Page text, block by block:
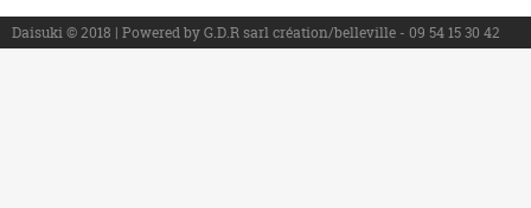
Daisuki © 2018 | Powered by G.D.R sarl création/belleville - 09 54 15 30 42